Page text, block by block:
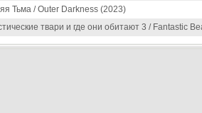
Тьма / Outer Darkness (2023)
твари и где они обитают 3 / Fantastic